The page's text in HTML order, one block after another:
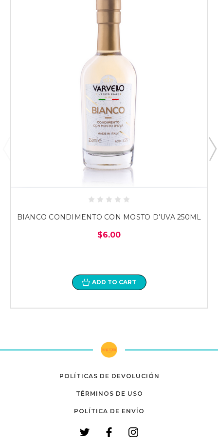
BIANCO CONDIMENTO CON MOSTO D’UVA 250ML
$6.00
ADD TO CART
POLÍTICAS DE DEVOLUCIÓN
TÉRMINOS DE USO
POLÍTICA DE ENVÍO